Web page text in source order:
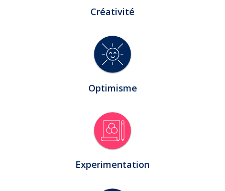
Créativité
Optimisme
Experimentation